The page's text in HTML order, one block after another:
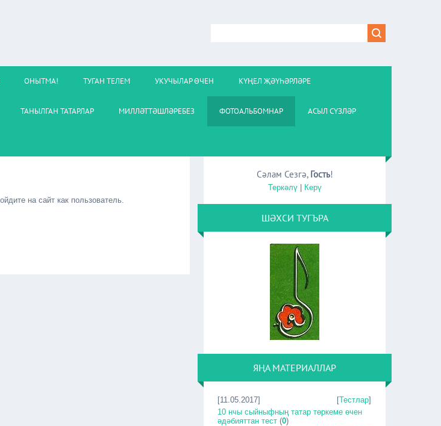
ОНЫТМА! ТУГАН ТЕЛЕМ УКУЧЫЛАР ӨЧЕН КҮҢЕЛ ҖӘҮҺӘРЛӘРЕ
ТАНЫЛГАН ТАТАРЛАР МИЛЛӘТТӘШЛӘРЕБЕЗ ФОТОАЛЬБОМНАР АСЫЛ СҮЗЛӘР
на сайт как пользователь.
Сәлам Сезгә, Гость!
Теркәлү| Керү
ШӘХСИ ТУГЪРА
ЯҢА МАТЕРИАЛЛАР
[11.05.2017] [Тестлар]
10 нчы сыйныфның татар төркеме өчен
әдәбияттан тест (0)